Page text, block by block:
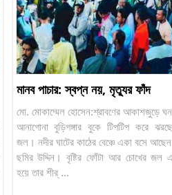
মানব পাচার: স্বপ্ন নয়, মৃত্যুর ফাঁদ
মো. মোকাম্মেল হোসেন:শ্রাবণের আকাশজুড়ে
আনাগোনা বুড়িগঙ্গার বুকে টিপটিপ করে ঝরছে
জল। নদীর ঘাটের কাঠের বেঞ্চে একা বসে
ছমির উদ্দিন। বৃষ্টির ফোঁটা আর চোখের জল
হয়ে তার শীর্ ...